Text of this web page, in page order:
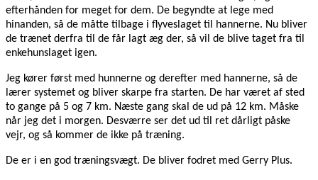
efterhånden for meget for dem. De begyndte at lege med
hinanden, så de måtte tilbage i flyveslaget til hannerne. Nu bliver
de trænet derfra til de får lagt æg der, så vil de blive taget fra til
enkehunslaget igen.
Jeg kører først med hunnerne og derefter med hannerne, så de
lærer systemet og bliver skarpe fra starten. De har været af sted
to gange på 5 og 7 km. Næste gang skal de ud på 12 km. Måske
når jeg det i morgen. Desværre ser det ud til ret dårligt påske
vejr, og så kommer de ikke på træning.
De er i en god træningsvægt. De bliver fodret med Gerry Plus.